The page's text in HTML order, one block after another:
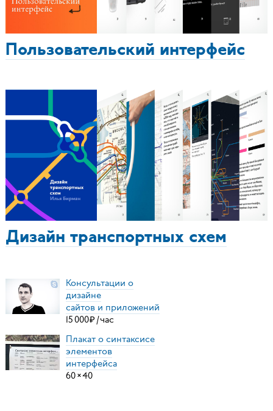
Пользовательский интерфейс
Дизайн транспортных схем
Консультации о
дизайне
сайтов и приложений
15000₽ /час
Плакат о синтаксисе
элементов
интерфейса
60×40